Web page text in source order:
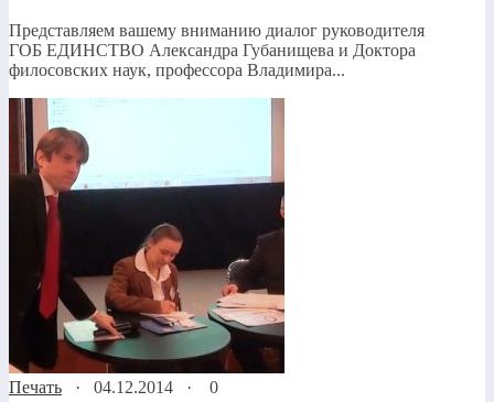
Представляем вашему вниманию диалог руководителя
ГОБ ЕДИНСТВО Александра Губанищева и Доктора
филосовских наук, профессора Владимира...
Печать · 04.12.2014 · 0